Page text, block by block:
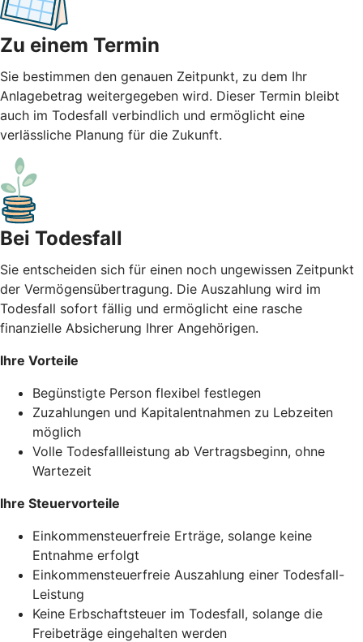
Zu einem Termin
Sie bestimmen den genauen Zeitpunkt, zu dem Ihr
Anlagebetrag weitergegeben wird. Dieser Termin bleibt
auch im Todesfall verbindlich und ermöglicht eine
verlässliche Planung für die Zukunft.
Bei Todesfall
Sie entscheiden sich für einen noch ungewissen Zeitpunkt
der Vermögensübertragung. Die Auszahlung wird im
Todesfall sofort fällig und ermöglicht eine rasche
finanzielle Absicherung Ihrer Angehörigen.
Ihre Vorteile
Begünstigte Person flexibel festlegen
Zuzahlungen und Kapitalentnahmen zu Lebzeiten
möglich
Volle Todesfallleistung ab Vertragsbeginn, ohne
Wartezeit
Ihre Steuervorteile
Einkommensteuerfreie Erträge, solange keine
Entnahme erfolgt
Einkommensteuerfreie Auszahlung einer Todesfall-
Leistung
Keine Erbschaftsteuer im Todesfall, solange die
Freibeträge eingehalten werden